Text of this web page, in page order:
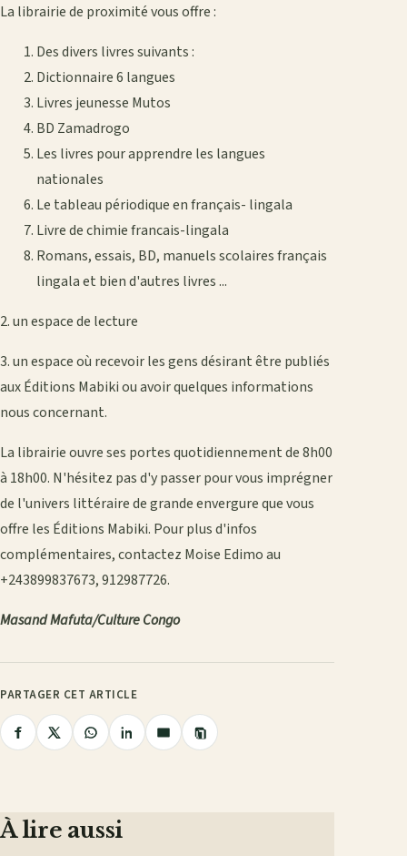
La librairie de proximité vous offre :
Des divers livres suivants :
Dictionnaire 6 langues
Livres jeunesse Mutos
BD Zamadrogo
Les livres pour apprendre les langues
nationales
Le tableau périodique en français- lingala
Livre de chimie francais-lingala
Romans, essais, BD, manuels scolaires français
lingala et bien d'autres livres ...
2. un espace de lecture
3. un espace où recevoir les gens désirant être publiés
aux Éditions Mabiki ou avoir quelques informations
nous concernant.
La librairie ouvre ses portes quotidiennement de 8h00
à 18h00. N'hésitez pas d'y passer pour vous imprégner
de l'univers littéraire de grande envergure que vous
offre les Éditions Mabiki. Pour plus d'infos
complémentaires, contactez Moise Edimo au
+243899837673, 912987726.
Masand Mafuta/Culture Congo
PARTAGER CET ARTICLE
PartagerPartagerPartagerPartagerPartager
Copier
le
À lire aussi